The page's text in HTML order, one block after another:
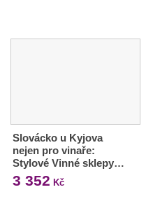
Slovácko u Kyjova
nejen pro vinaře:
Stylové Vinné sklepy…
3 352 Kč